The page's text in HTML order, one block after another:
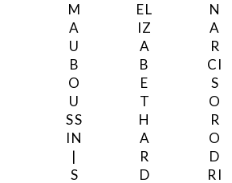
M
A
U
B
O
U
SS
IN
|
S
EL
IZ
A
B
E
T
H
A
R
D
N
A
R
CI
S
O
R
O
D
RI